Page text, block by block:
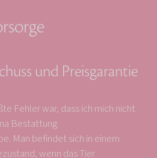
und Preisgarantie
Fehler war, dass ich mich nicht
Bestattung
Man befindet sich in einem
wenn das Tier